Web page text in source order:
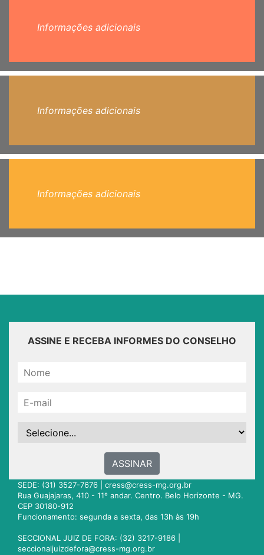
Informações adicionais
Informações adicionais
Informações adicionais
ASSINE E RECEBA INFORMES DO CONSELHO
ASSINAR
SEDE: (31) 3527-7676 | cress@cress-mg.org.br
Rua Guajajaras, 410 - 11º andar. Centro. Belo Horizonte - MG.
CEP 30180-912
Funcionamento: segunda a sexta, das 13h às 19h
SECCIONAL JUIZ DE FORA: (32) 3217-9186 |
seccionaljuizdefora@cress-mg.org.br